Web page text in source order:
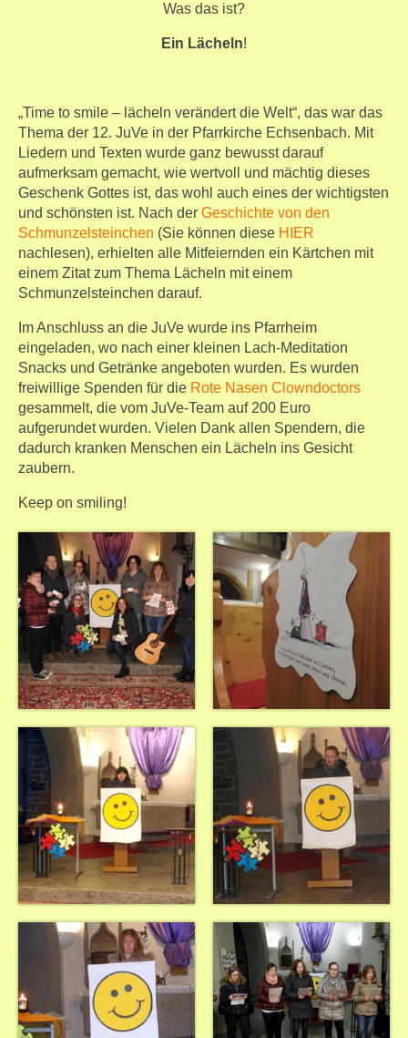
Was das ist?
Ein Lächeln!
„Time to smile – lächeln verändert die Welt“, das war das
Thema der 12. JuVe in der Pfarrkirche Echsenbach. Mit
Liedern und Texten wurde ganz bewusst darauf
aufmerksam gemacht, wie wertvoll und mächtig dieses
Geschenk Gottes ist, das wohl auch eines der wichtigsten
und schönsten ist. Nach der Geschichte von den
Schmunzelsteinchen (Sie können diese HIER
nachlesen), erhielten alle Mitfeiernden ein Kärtchen mit
einem Zitat zum Thema Lächeln mit einem
Schmunzelsteinchen darauf.
Im Anschluss an die JuVe wurde ins Pfarrheim
eingeladen, wo nach einer kleinen Lach-Meditation
Snacks und Getränke angeboten wurden. Es wurden
freiwillige Spenden für die Rote Nasen Clowndoctors
gesammelt, die vom JuVe-Team auf 200 Euro
aufgerundet wurden. Vielen Dank allen Spendern, die
dadurch kranken Menschen ein Lächeln ins Gesicht
zaubern.
Keep on smiling!